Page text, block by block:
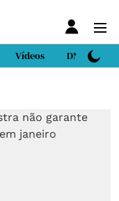
Vídeos DN Sport